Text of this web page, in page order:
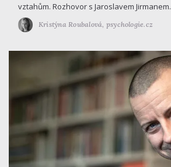
vztahům. Rozhovor s Jaroslavem Jirmanem.
Kristýna Roubalová, psychologie.cz